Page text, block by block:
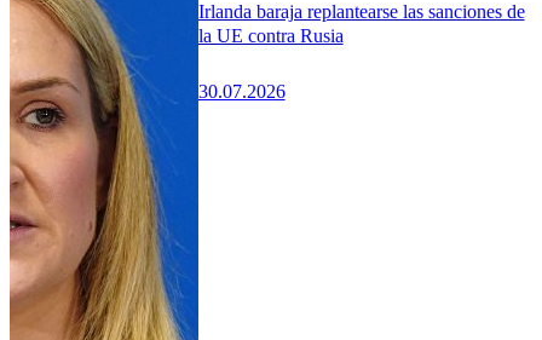
Irlanda baraja replantearse las sanciones de
la UE contra Rusia
30.07.2026